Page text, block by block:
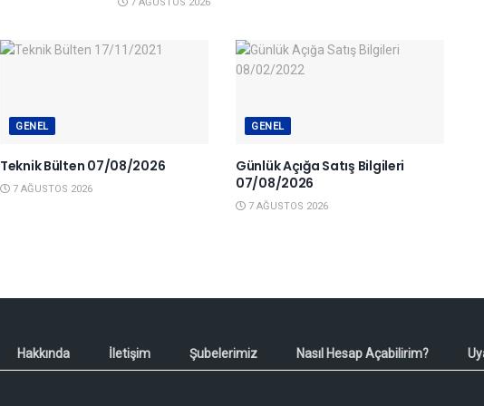
7 AĞUSTOS 2026
GENEL
Teknik Bülten 07/08/2026
7 AĞUSTOS 2026
GENEL
Günlük Açığa Satış Bilgileri
07/08/2026
7 AĞUSTOS 2026
Hakkında İletişim Şubelerimiz Nasıl Hesap Açabilirim?